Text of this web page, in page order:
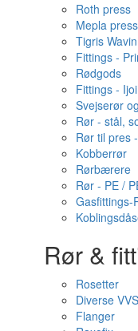
Roth press
Mepla press
Tigris
Fittings -
Rødgods
Fittings -
Svejserør
Rør - stål,
Rør til pres
Kobberrør
Rørbærere
Rør - PE /
Gasfittings-
Rør &
Rosetter
Diverse
Flanger